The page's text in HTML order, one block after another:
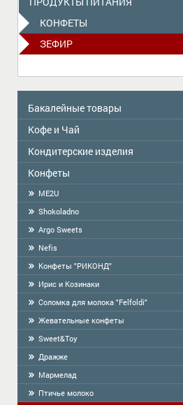
КОНФЕТЫ
ЗЕФИР
Бакалейные товары
Colavita
Приправы
Сухой завтрак
Тортилья
Мука
Крахмал, кисель, желе
Кофе и Чай
Чай
КОФЕ
Кондитерские изделия
Сделано в Латвии-продукция ручной
работы
Фасованое печенье
Печенье весовое
Крекер
Пряники
Cоломка
Вафли
Халва
БАРАНКИ
Конфеты
ME2U
Shokoladno
Argo Sweets
Nefis
Конфеты "РИКОНД"
Ирис и Козинаки
Соломка для молока "Felfoldi"
Жевательные конфеты
Sweet&Toy
Дражже
Мармелад
Птичье молоко